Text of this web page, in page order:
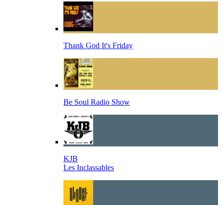
Thank God It's Friday
Be Soul Radio Show
KJB
Les Inclassables